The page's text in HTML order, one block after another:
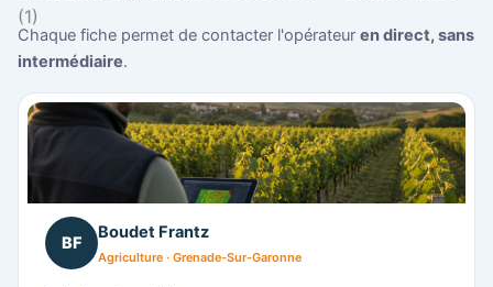
(1)
Chaque fiche permet de contacter l'opérateur en direct, sans
intermédiaire.
BF
Boudet Frantz
Agriculture · Grenade-Sur-Garonne